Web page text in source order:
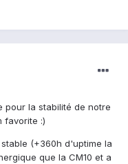
pour la stabilité de notre
favorite :)
(+360h d'uptime la
que la CM10 et a